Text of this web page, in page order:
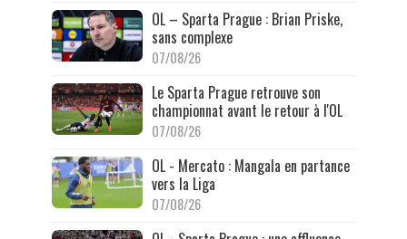
OL – Sparta Prague : Brian Priske,
sans complexe
07/08/26
Le Sparta Prague retrouve son
championnat avant le retour à l'OL
07/08/26
OL - Mercato : Mangala en partance
vers la Liga
07/08/26